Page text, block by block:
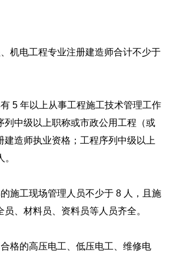
、机电工程专业注册建造师合计不少于
有 5 年以上从事工程施工技术管理工作
列中级以上职称或市政公用工程（或
建造师执业资格；工程序列中级以上
的施工现场管理人员不少于 8 人，且施
、材料员、资料员等人员齐全。
合格的高压电工、低压电工、维修电